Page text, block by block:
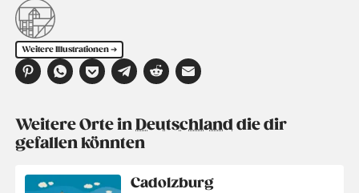
Weitere Illustrationen ➔
Weitere Orte inDeutschlanddie dir
gefallen könnten
Cadolzburg